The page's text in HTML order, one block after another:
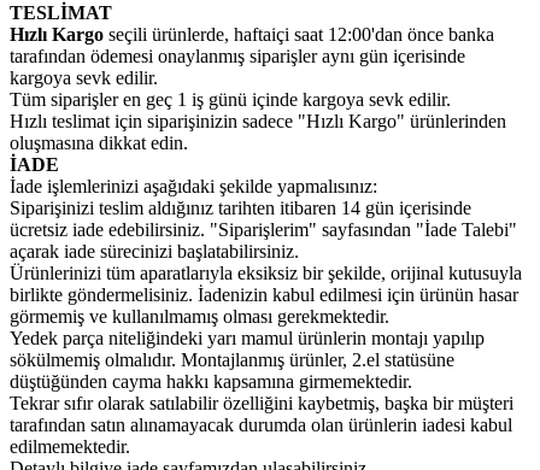
TESLİMAT
Hızlı Kargo seçili ürünlerde, haftaiçi saat 12:00'dan önce banka
tarafından ödemesi onaylanmış siparişler aynı gün içerisinde
kargoya sevk edilir.
Tüm siparişler en geç 1 iş günü içinde kargoya sevk edilir.
Hızlı teslimat için siparişinizin sadece "Hızlı Kargo" ürünlerinden
oluşmasına dikkat edin.
İADE
İade işlemlerinizi aşağıdaki şekilde yapmalısınız:
Siparişinizi teslim aldığınız tarihten itibaren 14 gün içerisinde
ücretsiz iade edebilirsiniz. "Siparişlerim" sayfasından "İade Talebi"
açarak iade sürecinizi başlatabilirsiniz.
Ürünlerinizi tüm aparatlarıyla eksiksiz bir şekilde, orijinal kutusuyla
birlikte göndermelisiniz. İadenizin kabul edilmesi için ürünün hasar
görmemiş ve kullanılmamış olması gerekmektedir.
Yedek parça niteliğindeki yarı mamul ürünlerin montajı yapılıp
sökülmemiş olmalıdır. Montajlanmış ürünler, 2.el statüsüne
düştüğünden cayma hakkı kapsamına girmemektedir.
Tekrar sıfır olarak satılabilir özelliğini kaybetmiş, başka bir müşteri
tarafından satın alınamayacak durumda olan ürünlerin iadesi kabul
edilmemektedir.